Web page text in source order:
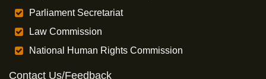
Parliament Secretariat
Law Commission
National Human Rights Commission
Contact Us/Feedback